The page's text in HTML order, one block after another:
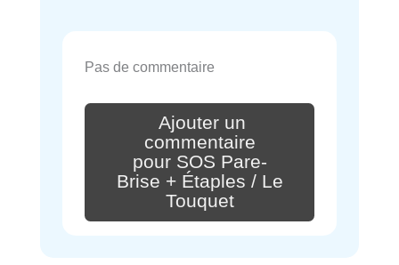
Pas de commentaire
Ajouter un
commentaire
pour SOS Pare-
Brise + Étaples / Le
Touquet